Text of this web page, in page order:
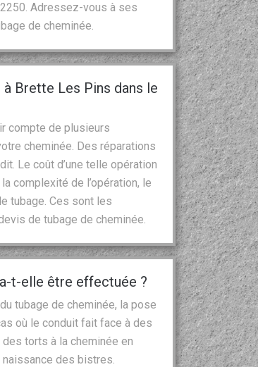
Adressez-vous à ses
de cheminée.
Brette Les Pins dans le
compte de plusieurs
cheminée. Des réparations
Le coût d’une telle opération
complexité de l’opération, le
tubage. Ces sont les
de tubage de cheminée.
t-elle être effectuée ?
tubage de cheminée, la pose
où le conduit fait face à des
torts à la cheminée en
des bistres.